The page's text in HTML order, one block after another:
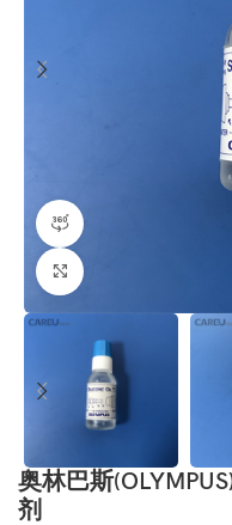
奥林巴斯
剂